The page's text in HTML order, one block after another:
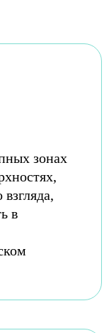
зонах
в